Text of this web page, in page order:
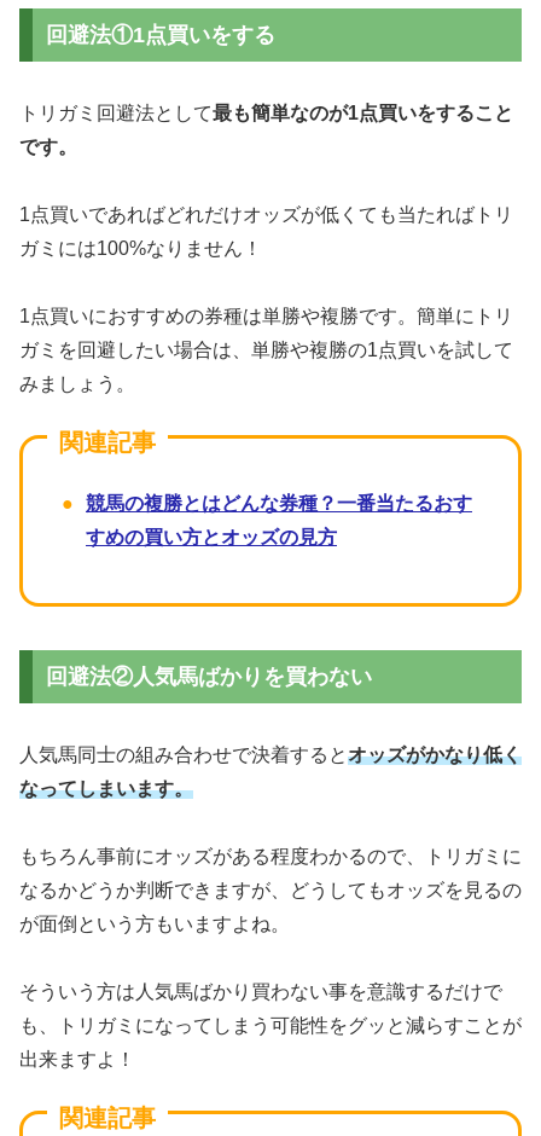
回避法①1点買いをする
トリガミ回避法として最も簡単なのが1点買いをすること
です。
1点買いであればどれだけオッズが低くても当たればトリ
ガミには100%なりません！
1点買いにおすすめの券種は単勝や複勝です。簡単にトリ
ガミを回避したい場合は、単勝や複勝の1点買いを試して
みましょう。
競馬の複勝とはどんな券種？一番当たるおす
すめの買い方とオッズの見方
回避法②人気馬ばかりを買わない
人気馬同士の組み合わせで決着するとオッズがかなり低く
なってしまいます。
もちろん事前にオッズがある程度わかるので、トリガミに
なるかどうか判断できますが、どうしてもオッズを見るの
が面倒という方もいますよね。
そういう方は人気馬ばかり買わない事を意識するだけで
も、トリガミになってしまう可能性をグッと減らすことが
出来ますよ！